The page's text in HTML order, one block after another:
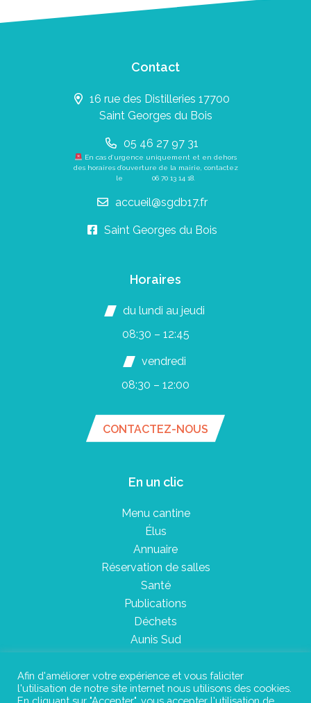
Contact
16 rue des Distilleries 17700
Saint Georges du Bois
05 46 27 97 31
En cas d’urgence uniquement et en dehors
des horaires d’ouverture de la mairie, contactez
le 06 70 13 14 18
accueil@sgdb17.fr
Saint Georges du Bois
Horaires
du lundi au jeudi
08:30 – 12:45
vendredi
08:30 – 12:00
CONTACTEZ-NOUS
En un clic
Menu cantine
Élus
Annuaire
Réservation de salles
Santé
Publications
Déchets
Aunis Sud
Plan du site
Afin d'améliorer votre expérience et vous faliciter
l'utilisation de notre site internet nous utilisons des cookies.
En cliquant sur "Accepter", vous accepter l'utilisation de